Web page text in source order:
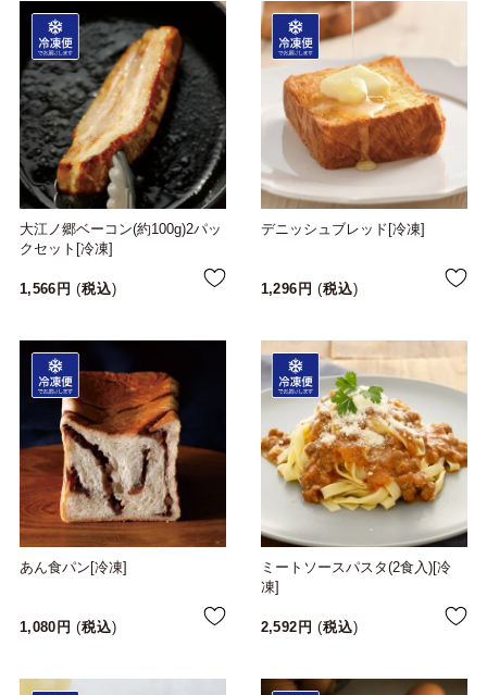
大江ノ郷ベーコン(約100g)2パッ
クセット[冷凍]
1,566 税込
デニッシュブレッド[冷凍]
1,296 税込
あん食パン[冷凍]
1,080 税込
ミートソースパスタ(2食入)[冷
凍]
2,592 税込